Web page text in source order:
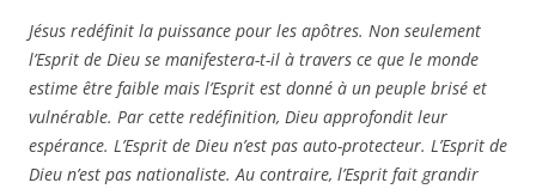
Jésus redéfinit la puissance pour les apôtres. Non seulement
l’Esprit de Dieu se manifestera-t-il à travers ce que le monde
estime être faible mais l’Esprit est donné à un peuple brisé et
vulnérable. Par cette redéfinition, Dieu approfondit leur
espérance. L’Esprit de Dieu n’est pas auto-protecteur. L’Esprit de
Dieu n’est pas nationaliste. Au contraire, l’Esprit fait grandir